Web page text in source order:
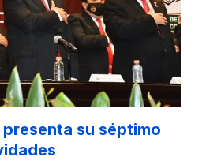
presenta su séptimo